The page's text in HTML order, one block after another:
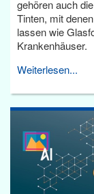
gehören auch
Tinten, mit
lassen wie
Krankenhäuser.
Weiterlesen...